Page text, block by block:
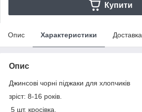
Купити
Опис Характеристики Доставка
Опис
Джинсові чорні піджаки для хлопчиків
зріст: 8-16 років.
5 шт. кросівка.